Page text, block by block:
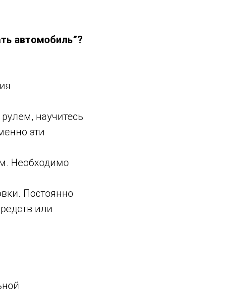
автомобиль”?
научитесь
эти
Необходимо
Постоянно
или